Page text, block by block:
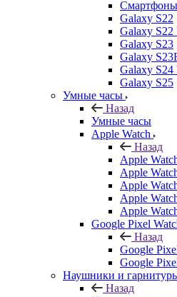
Смартфоны
Galaxy S22
Galaxy S22
Galaxy S23
Galaxy
Galaxy S24
Galaxy S25
Умные часы
Назад
Умные часы
Apple Watch
Назад
Apple
Apple
Apple
Apple
Apple
Google Pixel
Назад
Google
Google
Наушники и
Назад